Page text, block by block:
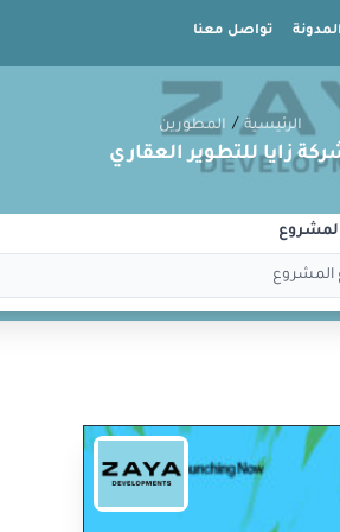
المدونة تواصل معنا
الرئيسية / المطورين
زايا للتطوير العقاري